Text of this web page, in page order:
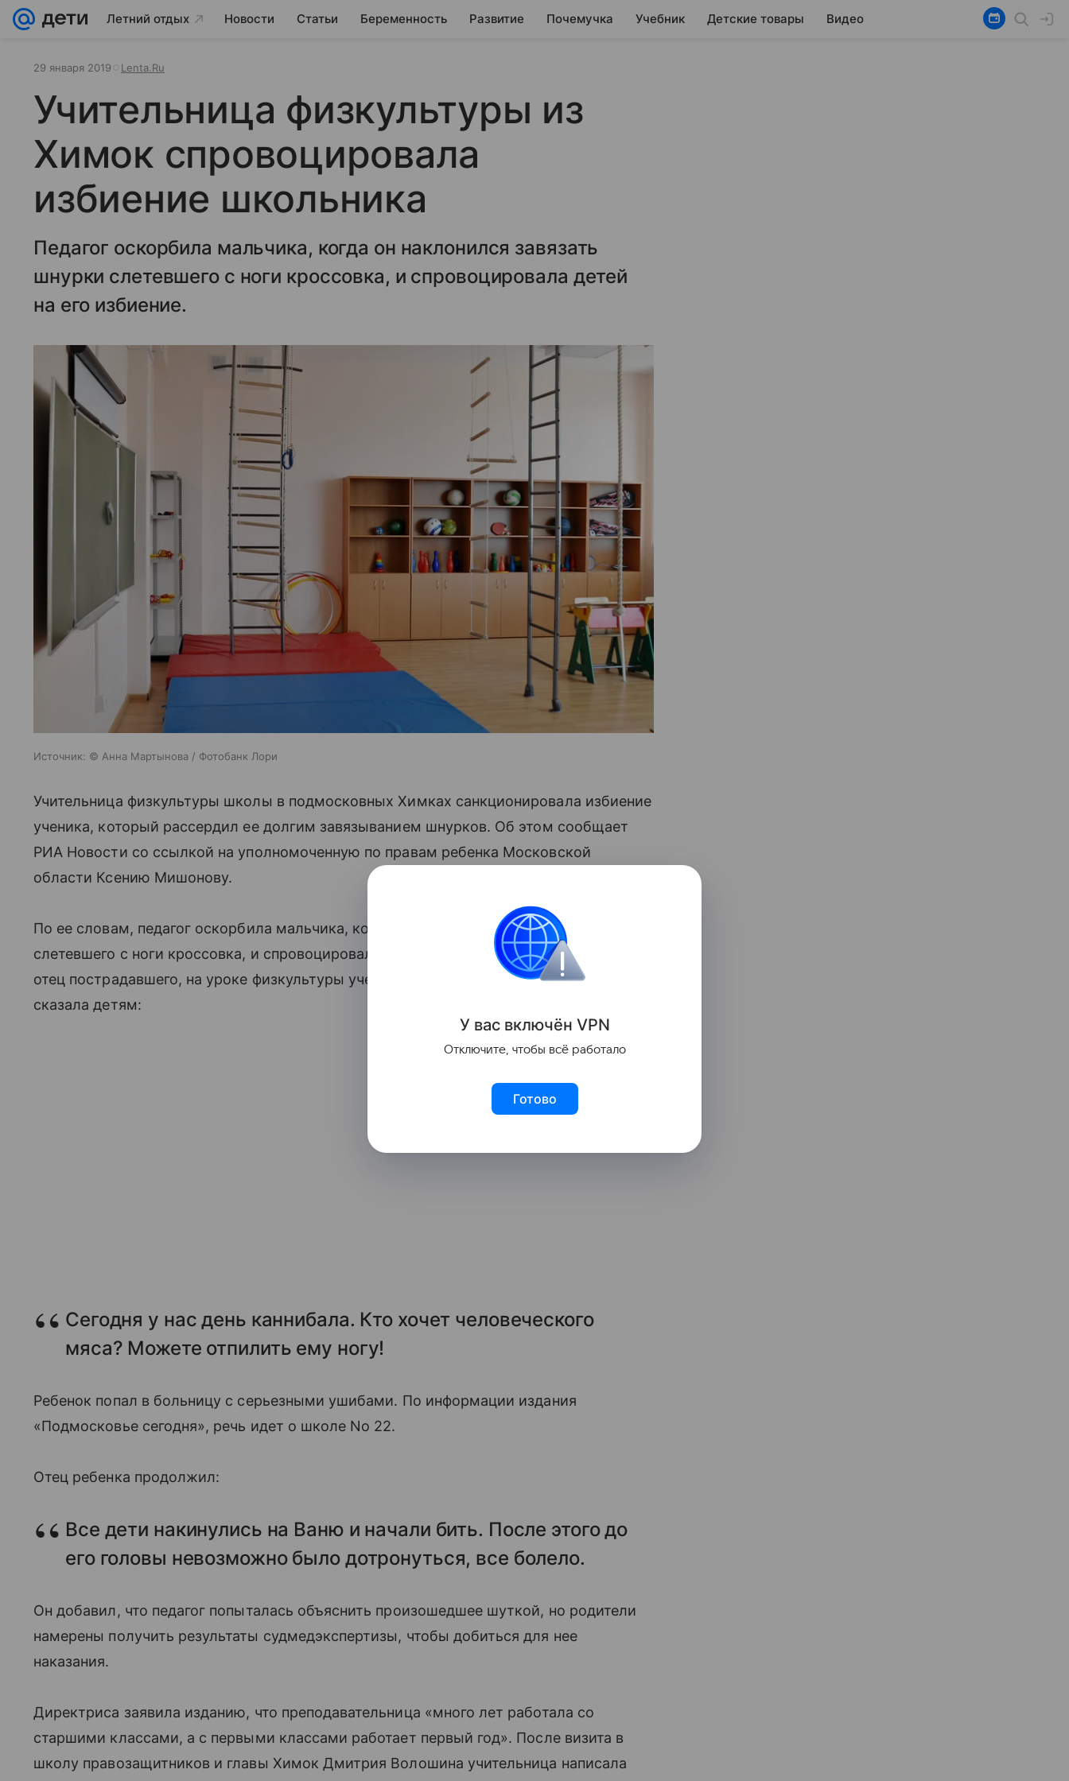
Летний отдых Новости Статьи Беременность Развитие Почемучка Учебник Детские товары Видео
29 января 2019 Lenta.Ru
Учительница физкультуры из
Химок спровоцировала
избиение школьника
Педагог оскорбила мальчика, когда он наклонился завязать
шнурки слетевшего с ноги кроссовка, и спровоцировала детей
на его избиение.
Источник: © Анна Мартынова / Фотобанк Лори
Учительница физкультуры школы в подмосковных Химках санкционировала избиение
ученика, который рассердил ее долгим завязыванием шнурков. Об этом сообщает
РИА Новости со ссылкой на уполномоченную по правам ребенка Московской
области Ксению Мишонову.
По ее словам, педагог оскорбила мальчика, когда он наклонился завязать шнурки
слетевшего с ноги кроссовка, и спровоцировала детей на его избиение. Как рассказал
отец пострадавшего, на уроке физкультуры ученик упал, после чего учительница
сказала детям:
Сегодня у нас день каннибала. Кто хочет человеческого
мяса? Можете отпилить ему ногу!
Ребенок попал в больницу с серьезными ушибами. По информации издания
«Подмосковье сегодня», речь идет о школе No 22.
Отец ребенка продолжил:
Все дети накинулись на Ваню и начали бить. После этого до
его головы невозможно было дотронуться, все болело.
Он добавил, что педагог попыталась объяснить произошедшее шуткой, но родители
намерены получить результаты судмедэкспертизы, чтобы добиться для нее
наказания.
Директриса заявила изданию, что преподавательница «много лет работала со
старшими классами, а с первыми классами работает первый год». После визита в
школу правозащитников и главы Химок Дмитрия Волошина учительница написала
У вас включён VPN
Отключите, чтобы всё работало
Готово